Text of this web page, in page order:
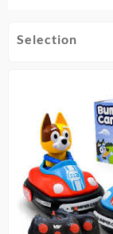
Selection